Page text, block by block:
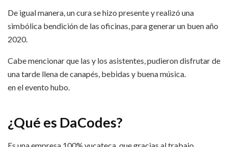
De igual manera, un cura se hizo presente y realizó una
simbólica bendición de las oficinas, para generar un buen año
2020.
Cabe mencionar que las y los asistentes, pudieron disfrutar de
una tarde llena de canapés, bebidas y buena música.
en el evento hubo.
¿Qué es DaCodes?